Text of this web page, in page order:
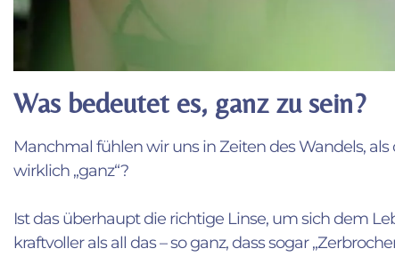
Was bedeutet es, ganz zu sein?
Manchmal fühlen wir uns in Zeiten des Wandels,
wirklich „ganz“?
Ist das überhaupt die richtige Linse, um sich dem
kraftvoller als all das – so ganz, dass sogar